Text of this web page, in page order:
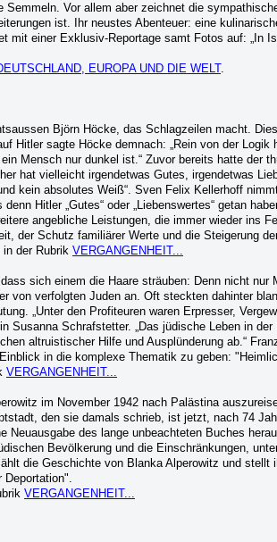
Semmeln. Vor allem aber zeichnet die
ist. Ihr neustes Abenteuer: eine
mit einer Exklusiv-Reportage samt Fotos auf: „In
EUROPA UND DIE WELT.
Björn Höcke, das Schlagzeilen macht.
Hitler sagte Höcke demnach: „Rein von der Logik
Mensch nur dunkel ist.“ Zuvor bereits hatte der
hat vielleicht irgendetwas Gutes, irgendetwas
kein absolutes Weiß“. Sven Felix Kellerhoff
Hitler „Gutes“ oder „Liebenswertes“ getan
angebliche Leistungen, die immer wieder ins
der Schutz familiärer Werte und die Steigerung
der Rubrik VERGANGENHEIT...
sich einem die Haare sträuben: Denn nicht nur
von verfolgten Juden an. Oft steckten dahinter
„Unter den Profiteuren waren Erpresser,
Susanna Schrafstetter. „Das jüdische Leben in
altruistischer Hilfe und Ausplünderung ab.“
in die komplexe Thematik zu geben:
VERGANGENHEIT...
im November 1942 nach Palästina
den sie damals schrieb, ist jetzt, nach 74
Neuausgabe des lange unbeachteten Buches
Bevölkerung und die Einschränkungen,
die Geschichte von Blanka Alperowitz und stellt
Deportation".
VERGANGENHEIT...